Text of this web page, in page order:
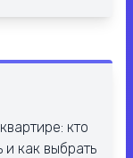
кто
и как выбрать